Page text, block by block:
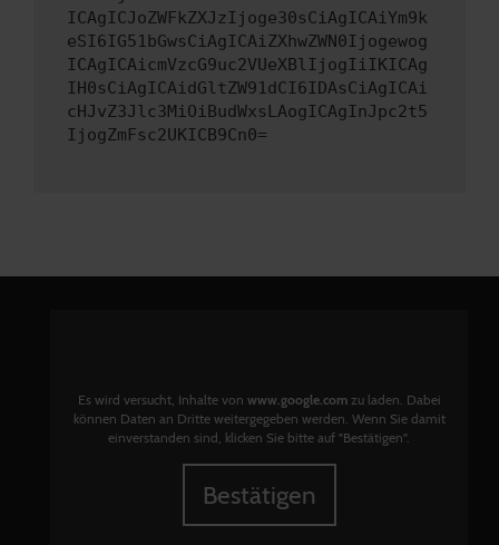
ICAgICJoZWFkZXJzIjoge30sCiAgICAiYm9k
eSI6IG51bGwsCiAgICAiZXhwZWN0Ijogewog
ICAgICAicmVzcG9uc2VUeXBlIjogIiIKICAg
IH0sCiAgICAidGltZW91dCI6IDAsCiAgICAi
cHJvZ3Jlc3MiOiBudWxsLAogICAgInJpc2t5
IjogZmFsc2UKICB9Cn0=
Es wird versucht, Inhalte von www.google.comzu laden. Dabei
können Daten an Dritte weitergegeben werden. Wenn Sie damit
einverstanden sind, klicken Sie bitte auf "Bestätigen".
Bestätigen